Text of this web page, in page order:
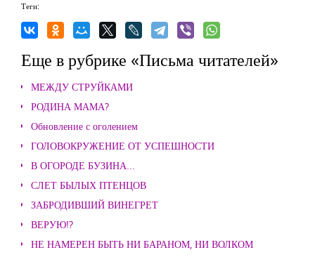
Теги:
Еще в рубрике «Письма читателей»
МЕЖДУ СТРУЙКАМИ
РОДИНА МАМА?
Обновление с оголением
ГОЛОВОКРУЖЕНИЕ ОТ УСПЕШНОСТИ
В ОГОРОДЕ БУЗИНА...
СЛЕТ БЫЛЫХ ПТЕНЦОВ
ЗАБРОДИВШИЙ ВИНЕГРЕТ
ВЕРУЮ!?
НЕ НАМЕРЕН БЫТЬ НИ БАРАНОМ, НИ ВОЛКОМ